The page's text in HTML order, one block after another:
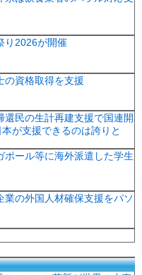
り2026が開催
の資格取得を支援
還民の生計再建支援で国連開
が支援できるのは誇りと
ポール等に海外派遣した学生
業の外国人材確保支援をパソ